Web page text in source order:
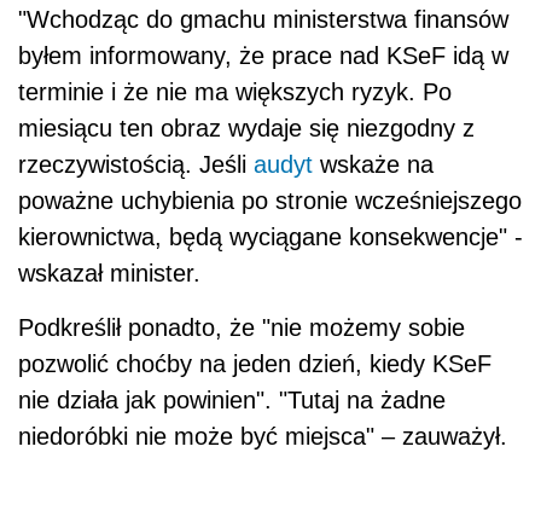
"Wchodząc do gmachu ministerstwa finansów
byłem informowany, że prace nad KSeF idą w
terminie i że nie ma większych ryzyk. Po
miesiącu ten obraz wydaje się niezgodny z
rzeczywistością. Jeśli audyt wskaże na
poważne uchybienia po stronie wcześniejszego
kierownictwa, będą wyciągane konsekwencje" -
wskazał minister.
Podkreślił ponadto, że "nie możemy sobie
pozwolić choćby na jeden dzień, kiedy KSeF
nie działa jak powinien". "Tutaj na żadne
niedoróbki nie może być miejsca" – zauważył.